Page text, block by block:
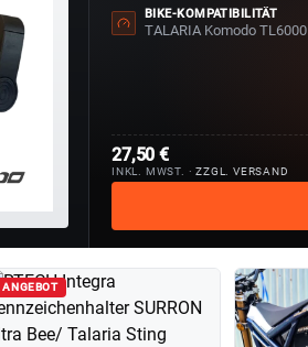
BIKE-KOMPATIBILITÄT
TALARIA Komodo TL6000
27,50 €
INKL. MWST. ·ZZGL. VERSAND
ANGEBOT